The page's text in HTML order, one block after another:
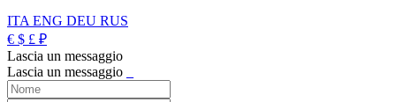
ITA ENG DEU RUS
€ $ £ ₽
Lascia un messaggio
Lascia un messaggio